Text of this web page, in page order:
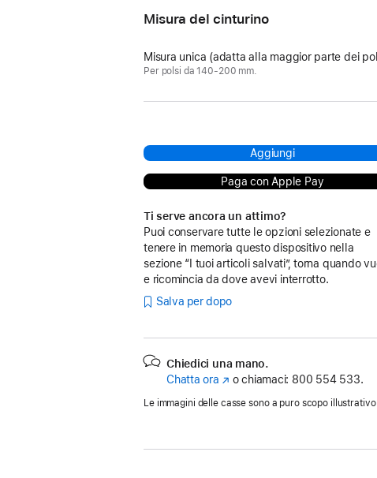
Misura del cinturino
Misura unica (adatta alla maggior parte dei
Per polsi da 140-200 mm.
Aggiungi
Paga con Apple Pay
Ti serve ancora un attimo?
Puoi conservare tutte le opzioni selezionate e
tenere in memoria questo dispositivo nella
sezione “I tuoi articoli salvati”, torna quando
e ricomincia da dove avevi interrotto.
Salva per dopo
Chiedici una mano.
Chatta ora (Si o chiamaci: 800 554 533.
Le immagini delle casse sono a puro scopo illustrativo.